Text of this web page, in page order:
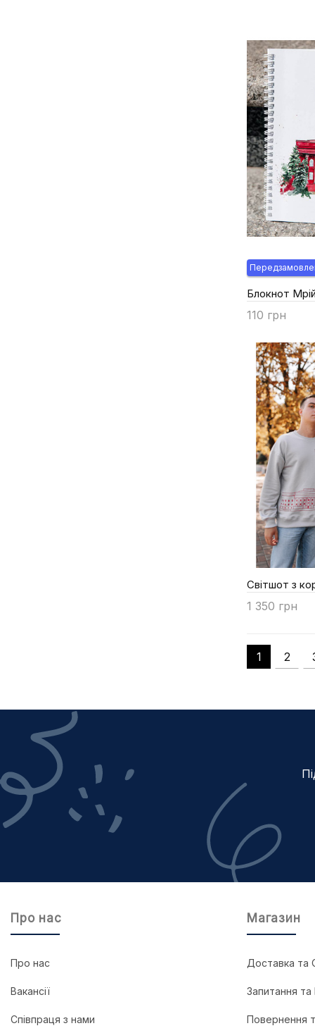
Блокнот
110 грн
Світшот з
1 350 грн
1 2
Про нас
Про нас
Вакансії
Співпраця з нами
Магазин
Доставка та
Запитання та
Повернення